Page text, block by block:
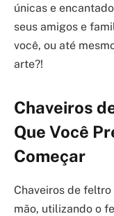
únicas e
seus amigos e
você, ou até
arte?!
Chaveiros
Que Você
Começar
Chaveiros de
mão, utilizando o